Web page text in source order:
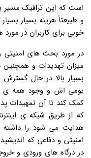
است که این ترافیک مسیر
و طبیعتاً هزینه بسیار
خوبی برای کاربران در مورد
در مورد بحث های امنیتی
میزان تهدیدات و همچنین
بسیار بالا در حال
بومی اش و وجود همه ی
کمک کند تا آن تمهیدات
که از طریق شبکه ی
هدایت می شود را داشته
در درگاه های ورودی و